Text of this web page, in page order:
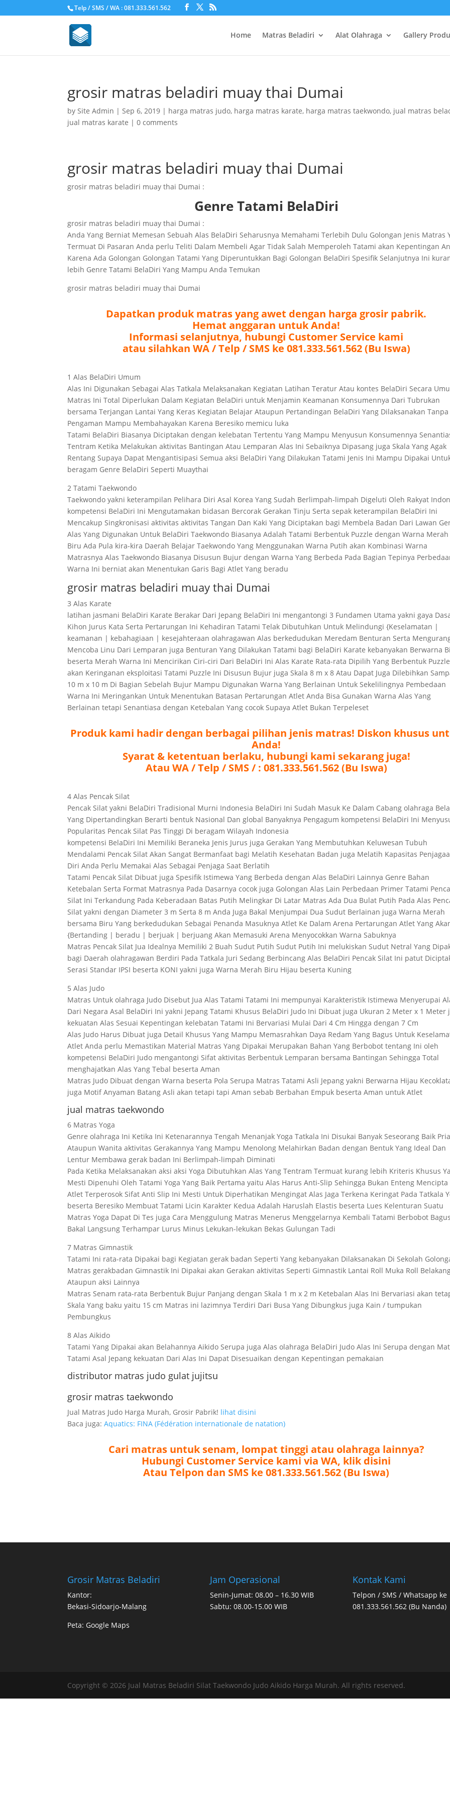
Telp / SMS / WA : 081.333.561.562
Home Matras Beladiri Alat Olahraga Gallery
grosir matras beladiri muay thai Dumai
bySite Admin |Sep 6, 2019 | harga matras judo, harga matras karate, harga matras taekwondo, jual matras
jual matras karate |0 comments
grosir matras beladiri muay thai Dumai
grosir matras beladiri muay thai Dumai :
Genre Tatami BelaDiri
grosir matras beladiri muay thai Dumai :
Anda Yang Berniat Memesan Sebuah Alas BelaDiri Seharusnya Memahami Terlebih Dulu Golongan Jenis Matras
Termuat Di Pasaran Anda perlu Teliti Dalam Membeli Agar Tidak Salah Memperoleh Tatami akan Kepentingan
Karena Ada Golongan Golongan Tatami Yang Diperuntukkan Bagi Golongan BelaDiri Spesifik Selanjutnya Ini
lebih Genre Tatami BelaDiri Yang Mampu Anda Temukan
grosir matras beladiri muay thai Dumai
Dapatkan produk matras yang awet dengan harga grosir pabrik.
Hemat anggaran untuk Anda!
Informasi selanjutnya, hubungi Customer Service kami
atau silahkan WA / Telp / SMS ke 081.333.561.562 (Bu Iswa)
1 Alas BelaDiri Umum
Alas Ini Digunakan Sebagai Alas Tatkala Melaksanakan Kegiatan Latihan Teratur Atau kontes BelaDiri Secara
Matras Ini Total Diperlukan Dalam Kegiatan BelaDiri untuk Menjamin Keamanan Konsumennya Dari Tubrukan
bersama Terjangan Lantai Yang Keras Kegiatan Belajar Ataupun Pertandingan BelaDiri Yang Dilaksanakan Tanpa
Pengaman Mampu Membahayakan Karena Beresiko memicu luka
Tatami BelaDiri Biasanya Diciptakan dengan kelebatan Tertentu Yang Mampu Menyusun Konsumennya
Tentram Ketika Melakukan aktivitas Bantingan Atau Lemparan Alas Ini Sebaiknya Dipasang juga Skala Yang Agak
Rentang Supaya Dapat Mengantisipasi Semua aksi BelaDiri Yang Dilakukan Tatami Jenis Ini Mampu Dipakai
beragam Genre BelaDiri Seperti Muaythai
2 Tatami Taekwondo
Taekwondo yakni keterampilan Pelihara Diri Asal Korea Yang Sudah Berlimpah-limpah Digeluti Oleh Rakyat
kompetensi BelaDiri Ini Mengutamakan bidasan Bercorak Gerakan Tinju Serta sepak keterampilan BelaDiri Ini
Mencakup Singkronisasi aktivitas aktivitas Tangan Dan Kaki Yang Diciptakan bagi Membela Badan Dari Lawan
Alas Yang Digunakan Untuk BelaDiri Taekwondo Biasanya Adalah Tatami Berbentuk Puzzle dengan Warna Merah
Biru Ada Pula kira-kira Daerah Belajar Taekwondo Yang Menggunakan Warna Putih akan Kombinasi Warna
Matrasnya Alas Taekwondo Biasanya Disusun Bujur dengan Warna Yang Berbeda Pada Bagian Tepinya
Warna Ini berniat akan Menentukan Garis Bagi Atlet Yang beradu
grosir matras beladiri muay thai Dumai
3 Alas Karate
latihan jasmani BelaDiri Karate Berakar Dari Jepang BelaDiri Ini mengantongi 3 Fundamen Utama yakni gaya
Kihon Jurus Kata Serta Pertarungan Ini Kehadiran Tatami Telak Dibutuhkan Untuk Melindungi {Keselamatan |
keamanan | kebahagiaan | kesejahteraan olahragawan Alas berkedudukan Meredam Benturan Serta
Mencoba Linu Dari Lemparan juga Benturan Yang Dilakukan Tatami bagi BelaDiri Karate kebanyakan Berwarna
beserta Merah Warna Ini Mencirikan Ciri-ciri Dari BelaDiri Ini Alas Karate Rata-rata Dipilih Yang Berbentuk Puzzle
akan Keringanan eksploitasi Tatami Puzzle Ini Disusun Bujur juga Skala 8 m x 8 Atau Dapat Juga Dilebihkan
10 m x 10 m Di Bagian Sebelah Bujur Mampu Digunakan Warna Yang Berlainan Untuk Sekelilingnya Pembedaan
Warna Ini Meringankan Untuk Menentukan Batasan Pertarungan Atlet Anda Bisa Gunakan Warna Alas Yang
Berlainan tetapi Senantiasa dengan Ketebalan Yang cocok Supaya Atlet Bukan Terpeleset
Produk kami hadir dengan berbagai pilihan jenis matras! Diskon khusus
Anda!
Syarat & ketentuan berlaku, hubungi kami sekarang juga!
Atau WA / Telp / SMS / : 081.333.561.562 (Bu Iswa)
4 Alas Pencak Silat
Pencak Silat yakni BelaDiri Tradisional Murni Indonesia BelaDiri Ini Sudah Masuk Ke Dalam Cabang olahraga
Yang Dipertandingkan Berarti bentuk Nasional Dan global Banyaknya Pengagum kompetensi BelaDiri Ini
Popularitas Pencak Silat Pas Tinggi Di beragam Wilayah Indonesia
kompetensi BelaDiri Ini Memiliki Beraneka Jenis Jurus juga Gerakan Yang Membutuhkan Keluwesan Tubuh
Mendalami Pencak Silat Akan Sangat Bermanfaat bagi Melatih Kesehatan Badan juga Melatih Kapasitas
Diri Anda Perlu Memakai Alas Sebagai Penjaga Saat Berlatih
Tatami Pencak Silat Dibuat juga Spesifik Istimewa Yang Berbeda dengan Alas BelaDiri Lainnya Genre Bahan
Ketebalan Serta Format Matrasnya Pada Dasarnya cocok juga Golongan Alas Lain Perbedaan Primer Tatami
Silat Ini Terkandung Pada Keberadaan Batas Putih Melingkar Di Latar Matras Ada Dua Bulat Putih Pada Alas
Silat yakni dengan Diameter 3 m Serta 8 m Anda Juga Bakal Menjumpai Dua Sudut Berlainan juga Warna Merah
bersama Biru Yang berkedudukan Sebagai Penanda Masuknya Atlet Ke Dalam Arena Pertarungan Atlet Yang
{Bertanding | beradu | berjuak | berjuang Akan Memasuki Arena Menyocokkan Warna Sabuknya
Matras Pencak Silat Jua Idealnya Memiliki 2 Buah Sudut Putih Sudut Putih Ini melukiskan Sudut Netral Yang
bagi Daerah olahragawan Berdiri Pada Tatkala Juri Sedang Berbincang Alas BelaDiri Pencak Silat Ini patut
Serasi Standar IPSI beserta KONI yakni juga Warna Merah Biru Hijau beserta Kuning
5 Alas Judo
Matras Untuk olahraga Judo Disebut Jua Alas Tatami Tatami Ini mempunyai Karakteristik Istimewa Menyerupai
Dari Negara Asal BelaDiri Ini yakni Jepang Tatami Khusus BelaDiri Judo Ini Dibuat juga Ukuran 2 Meter x 1 Meter
kekuatan Alas Sesuai Kepentingan kelebatan Tatami Ini Bervariasi Mulai Dari 4 Cm Hingga dengan 7 Cm
Alas Judo Harus Dibuat juga Detail Khusus Yang Mampu Memasrahkan Daya Redam Yang Bagus Untuk
Atlet Anda perlu Memastikan Material Matras Yang Dipakai Merupakan Bahan Yang Berbobot tentang Ini oleh
kompetensi BelaDiri Judo mengantongi Sifat aktivitas Berbentuk Lemparan bersama Bantingan Sehingga Total
menghajatkan Alas Yang Tebal beserta Aman
Matras Judo Dibuat dengan Warna beserta Pola Serupa Matras Tatami Asli Jepang yakni Berwarna Hijau
juga Motif Anyaman Batang Asli akan tetapi tapi Aman sebab Berbahan Empuk beserta Aman untuk Atlet
jual matras taekwondo
6 Matras Yoga
Genre olahraga Ini Ketika Ini Ketenarannya Tengah Menanjak Yoga Tatkala Ini Disukai Banyak Seseorang Baik Pria
Ataupun Wanita aktivitas Gerakannya Yang Mampu Menolong Melahirkan Badan dengan Bentuk Yang Ideal Dan
Lentur Membawa gerak badan Ini Berlimpah-limpah Diminati
Pada Ketika Melaksanakan aksi aksi Yoga Dibutuhkan Alas Yang Tentram Termuat kurang lebih Kriteris Khusus
Mesti Dipenuhi Oleh Tatami Yoga Yang Baik Pertama yaitu Alas Harus Anti-Slip Sehingga Bukan Enteng Mencipta
Atlet Terperosok Sifat Anti Slip Ini Mesti Untuk Diperhatikan Mengingat Alas Jaga Terkena Keringat Pada Tatkala
beserta Beresiko Membuat Tatami Licin Karakter Kedua Adalah Haruslah Elastis beserta Lues Kelenturan Suatu
Matras Yoga Dapat Di Tes juga Cara Menggulung Matras Menerus Menggelarnya Kembali Tatami Berbobot Bagus
Bakal Langsung Terhampar Lurus Minus Lekukan-lekukan Bekas Gulungan Tadi
7 Matras Gimnastik
Tatami Ini rata-rata Dipakai bagi Kegiatan gerak badan Seperti Yang kebanyakan Dilaksanakan Di Sekolah
Matras gerakbadan Gimnastik Ini Dipakai akan Gerakan aktivitas Seperti Gimnastik Lantai Roll Muka Roll
Ataupun aksi Lainnya
Matras Senam rata-rata Berbentuk Bujur Panjang dengan Skala 1 m x 2 m Ketebalan Alas Ini Bervariasi akan
Skala Yang baku yaitu 15 cm Matras ini lazimnya Terdiri Dari Busa Yang Dibungkus juga Kain / tumpukan
Pembungkus
8 Alas Aikido
Tatami Yang Dipakai akan Belahannya Aikido Serupa juga Alas olahraga BelaDiri Judo Alas Ini Serupa dengan
Tatami Asal Jepang kekuatan Dari Alas Ini Dapat Disesuaikan dengan Kepentingan pemakaian
distributor matras judo gulat jujitsu
grosir matras taekwondo
Jual Matras Judo Harga Murah, Grosir Pabrik! lihat disini
Baca juga:Aquatics: FINA (Fédération internationale de natation)
Cari matras untuk senam, lompat tinggi atau olahraga lainnya?
Hubungi Customer Service kami via WA, klik disini
Atau Telpon dan SMS ke 081.333.561.562 (Bu Iswa)
Grosir Matras Beladiri
Kantor:
Bekasi-Sidoarjo-Malang
Peta:Google Maps
Jam Operasional
Senin-Jumat: 08.00 – 16.30 WIB
Sabtu: 08.00-15.00 WIB
Kontak Kami
Telpon / SMS / Whatsapp ke
081.333.561.562 (Bu Nanda)
Copyright © 2026 Jual Matras Beladiri Silat Taekwondo Judo Aikido Harga Murah. All rights reserved.